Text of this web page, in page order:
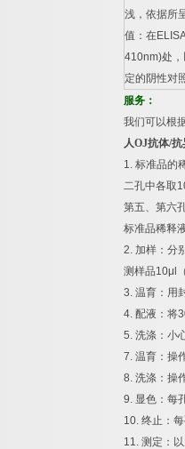
浅，依据所
值：在
410nm)处
定的阴性对
服务：
我们可以根
人OJ抗体/抗
1. 标准品的
二孔中各取
第五、第六
标准品稀释
2. 加样：分
测样品10μl
3. 温育：用
4. 配液：将
5. 洗涤：小
7. 温育：操
8. 洗涤：操
9. 显色：每
10. 终止：
11. 测定：以